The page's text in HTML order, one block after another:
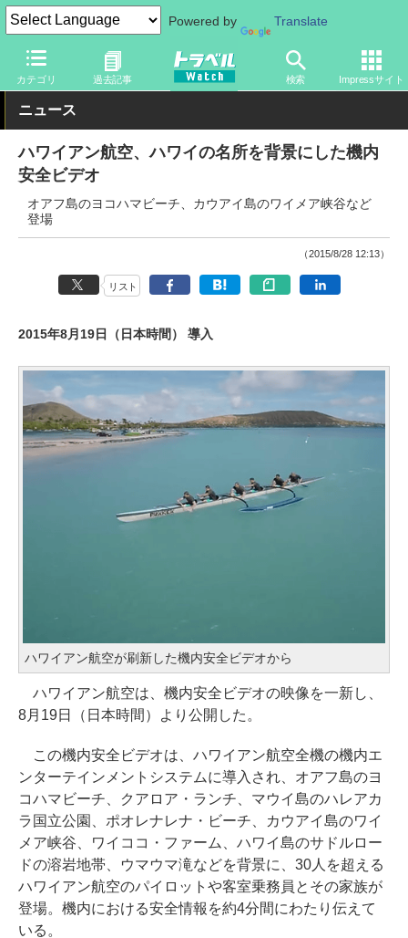
Powered by Translate
カテゴリ 過去記事 検索 Impressサイト
トラベル Watch 企業・政府・官庁 海外エアライン
ニュース
ハワイアン航空、ハワイの名所を背景にした機内
安全ビデオ
オアフ島のヨコハマビーチ、カウアイ島のワイメア峡谷など
登場
（2015/8/28 12:13）
リスト
2015年8月19日（日本時間） 導入
ハワイアン航空が刷新した機内安全ビデオから
ハワイアン航空は、機内安全ビデオの映像を一新し、
8月19日（日本時間）より公開した。
この機内安全ビデオは、ハワイアン航空全機の機内エ
ンターテインメントシステムに導入され、オアフ島のヨ
コハマビーチ、クアロア・ランチ、マウイ島のハレアカ
ラ国立公園、ポオレナレナ・ビーチ、カウアイ島のワイ
メア峡谷、ワイココ・ファーム、ハワイ島のサドルロー
ドの溶岩地帯、ウマウマ滝などを背景に、30人を超える
ハワイアン航空のパイロットや客室乗務員とその家族が
登場。機内における安全情報を約4分間にわたり伝えて
いる。